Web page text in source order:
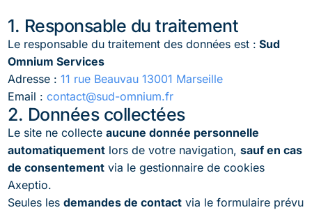
1. Responsable du traitement
Le responsable du traitement des données est : Sud
Omnium Services
Adresse :11 rue Beauvau 13001 Marseille
Email :contact@sud-omnium.fr
2. Données collectées
Le site ne collecteaucune donnée personnelle
automatiquement lors de votre navigation,sauf en cas
de consentement via le gestionnaire de cookies
Axeptio.
Seules lesdemandes de contact via le formulaire prévu